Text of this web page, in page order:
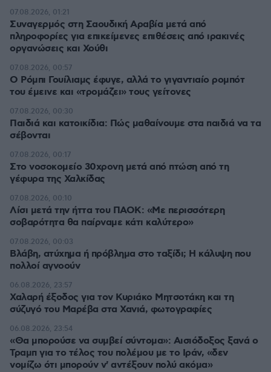
Συναγερμός στη Σαουδική Αραβία μετά από
πληροφορίες για επικείμενες επιθέσεις από ιρακινές
οργανώσεις και Χούθι
07.08.2026, 01:21
Ο Ρόμπι Γουίλιαμς έφυγε, αλλά το γιγαντιαίο ρομπότ
του έμεινε και «τρομάζει» τους γείτονες
07.08.2026, 00:57
Παιδιά και κατοικίδια: Πώς μαθαίνουμε στα παιδιά να τα
σέβονται
07.08.2026, 00:30
Στο νοσοκομείο 30χρονη μετά από πτώση από τη
γέφυρα της Χαλκίδας
07.08.2026, 00:17
Λίσι μετά την ήττα του ΠΑΟΚ: «Με περισσότερη
σοβαρότητα θα παίρναμε κάτι καλύτερο»
07.08.2026, 00:10
Βλάβη, ατύχημα ή πρόβλημα στο ταξίδι; Η κάλυψη που
πολλοί αγνοούν
07.08.2026, 00:03
Χαλαρή έξοδος για τον Κυριάκο Μητσοτάκη και τη
σύζυγό του Μαρέβα στα Χανιά, φωτογραφίες
06.08.2026, 23:57
«Θα μπορούσε να συμβεί σύντομα»: Αισιόδοξος ξανά ο
Τραμπ για το τέλος του πολέμου με το Ιράν, «δεν
νομίζω ότι μπορούν ν' αντέξουν πολύ ακόμα»
06.08.2026, 23:54